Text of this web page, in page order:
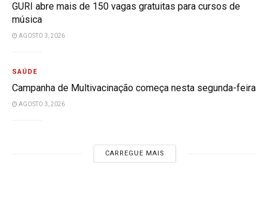
GURI abre mais de 150 vagas gratuitas para cursos de
música
AGOSTO 3, 2026
SAÚDE
Campanha de Multivacinação começa nesta segunda-feira
AGOSTO 3, 2026
CARREGUE MAIS